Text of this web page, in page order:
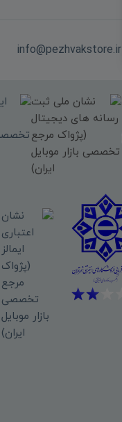
info@pezhvakstore.ir